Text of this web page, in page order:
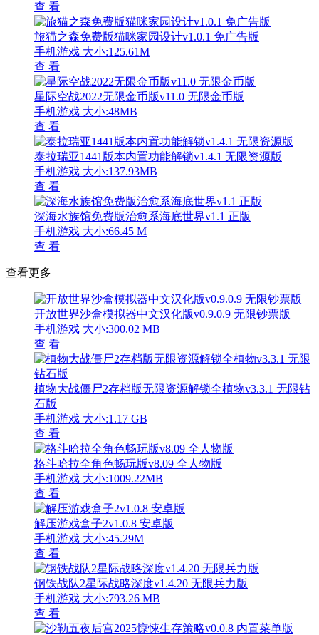
查 看
旅猫之森免费版猫咪家园设计v1.0.1 免广告版
手机游戏 大小:125.61M
查 看
星际空战2022无限金币版v11.0 无限金币版
手机游戏 大小:48MB
查 看
泰拉瑞亚1441版本内置功能解锁v1.4.1 无限资源版
手机游戏 大小:137.93MB
查 看
深海水族馆免费版治愈系海底世界v1.1 正版
手机游戏 大小:66.45 M
查 看
查看更多
开放世界沙盒模拟器中文汉化版v0.9.0.9 无限钞票版
手机游戏 大小:300.02 MB
查 看
植物大战僵尸2存档版无限资源解锁全植物v3.3.1 无限钻
石版
手机游戏 大小:1.17 GB
查 看
格斗哈拉全角色畅玩版v8.09 全人物版
手机游戏 大小:1009.22MB
查 看
解压游戏盒子2v1.0.8 安卓版
手机游戏 大小:45.29M
查 看
钢铁战队2星际战略深度v1.4.20 无限兵力版
手机游戏 大小:793.26 MB
查 看